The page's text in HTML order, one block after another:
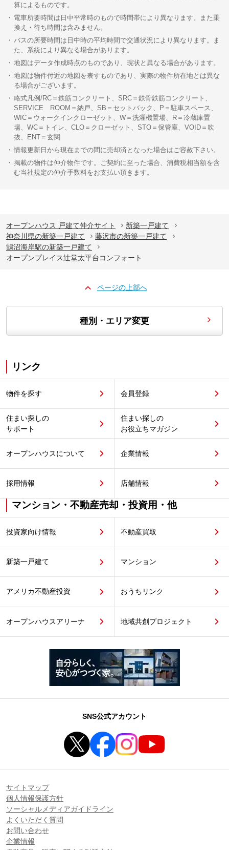
算によるものです。
電車所要時間は日中平常時のもので時間帯により異なります。また乗
換え・待ち時間は含みません。
バスの所要時間は日中時の平均時間で交通状況により異なります。ま
た、系統により異なる場合があります。
地図はデータ作成時点のものであり、現状と異なる場合があります。
地図は物件付近の地図を表すものであり、実際の物件所在地とは異な
る場合がございます。
略式凡例/RC＝鉄筋コンクリート、SRC＝鉄骨鉄筋コンクリート、
SERVICE ROOM＝納戸、SB＝セットバック、P＝駐車スペース、
WIC＝ウォークインクローゼット、W＝洗濯機置場、R＝冷蔵庫置
場、WC＝トイレ、CLO＝クローゼット、STO＝保管庫、VOID＝吹
抜、ENT＝玄関
情報更新日から現在までの間に売却済となった場合はご容赦下さい。
掲載の物件は仲介物件です。ご契約に至った場合、消費税相当額を含
む当社規定の仲介手数料をお支払い頂きます。
オープンハウス 戸建て仲介サイト
新築一戸建て
神奈川県の新築一戸建て
藤沢市の新築一戸建て
鵠沼海岸駅の新築一戸建て
オープンプレイス辻堂太平台コンフォート
ページの上部へ
種別・エリア変更
リンク
物件を探す 会員登録
住まい探しの
サポート
住まい探しの
お役立ちマガジン
オープンハウスについて 企業情報
採用情報 店舗情報
マンション・不動産売却・投資用・他
投資家向け情報 不動産買取
新築一戸建て マンション
アメリカ不動産投資 おうちリンク
オープンハウスアリーナ 地域共創プロジェクト
SNS公式アカウント
サイトマップ
個人情報保護方針
ソーシャルメディアガイドライン
よくいただく質問
お問い合わせ
企業情報